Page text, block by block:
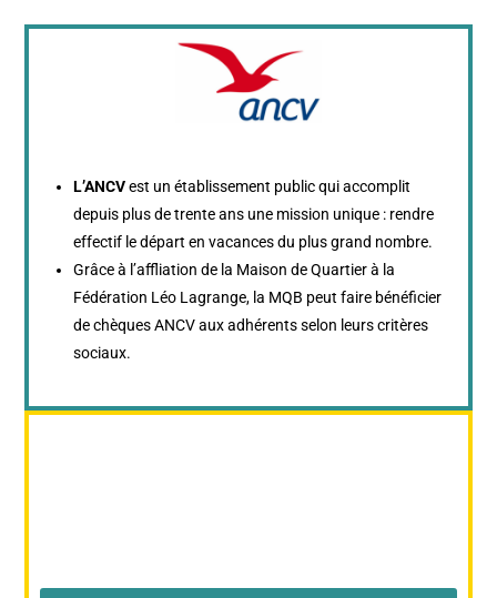
L’ANCVest un établissement public qui accomplit
depuis plus de trente ans une mission unique : rendre
effectif le départ en vacances du plus grand nombre.
Grâce à l’affliation de la Maison de Quartier à la
Fédération Léo Lagrange, la MQB peut faire bénéficier
de chèques ANCV aux adhérents selon leurs critères
sociaux.